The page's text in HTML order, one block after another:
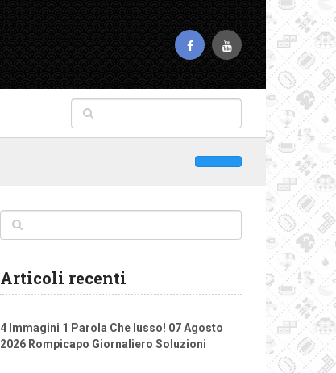
Articoli recenti
4 Immagini 1 Parola Che lusso! 07 Agosto
2026 Rompicapo Giornaliero Soluzioni